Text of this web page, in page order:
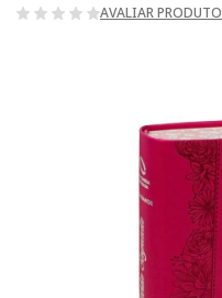
AVALIAR PRODUTO